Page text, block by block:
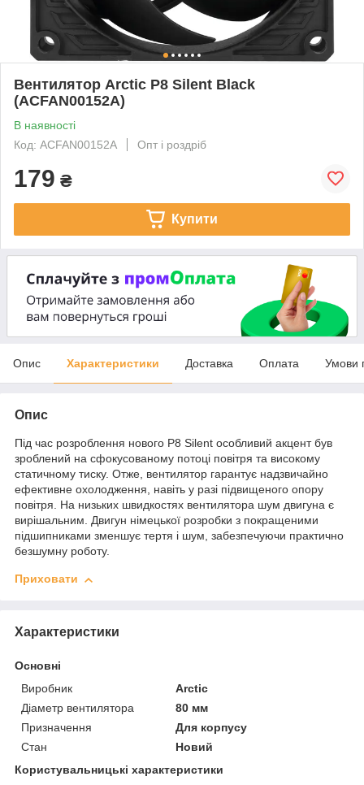
Вентилятор Arctic P8 Silent Black
(ACFAN00152A)
В наявності
Код: ACFAN00152A
Опт і роздріб
179 ₴
Купити
Опис Характеристики Доставка Оплата Умови
Опис
Під час розроблення нового P8 Silent особливий акцент був
зроблений на сфокусованому потоці повітря та високому
статичному тиску. Отже, вентилятор гарантує надзвичайно
ефективне охолодження, навіть у разі підвищеного опору
повітря. На низьких швидкостях вентилятора шум двигуна є
вирішальним. Двигун німецької розробки з покращеними
підшипниками зменшує тертя і шум, забезпечуючи практично
безшумну роботу.
Приховати
Характеристики
Основні
Виробник
Arctic
Діаметр вентилятора
80 мм
Призначення
Для корпусу
Стан
Новий
Користувальницькі характеристики